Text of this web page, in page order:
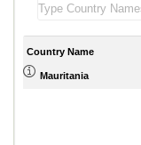
Country Name
Mauritania